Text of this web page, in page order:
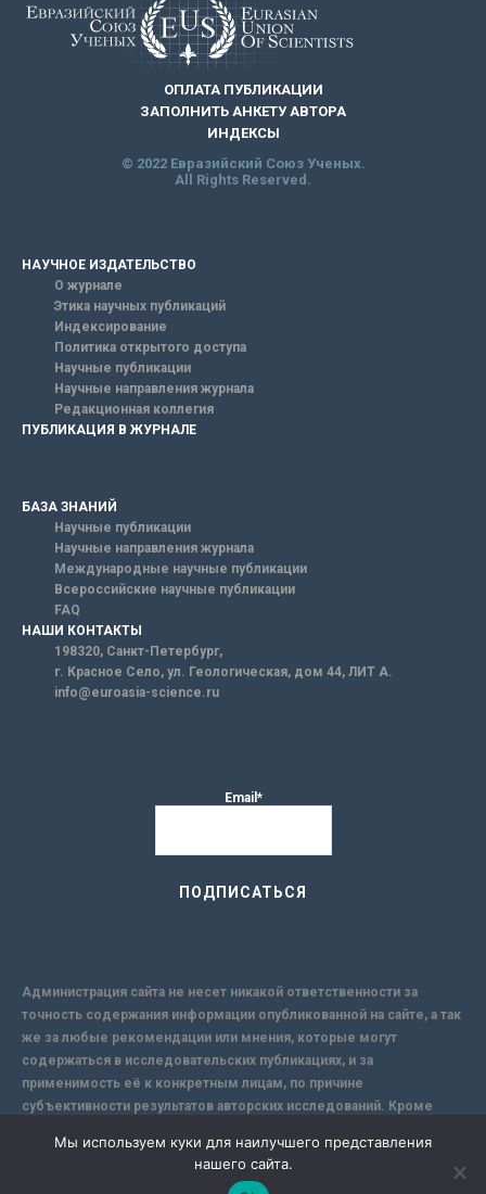
ОПЛАТА ПУБЛИКАЦИИ
ЗАПОЛНИТЬ АНКЕТУ АВТОРА
ИНДЕКСЫ
© 2022 Евразийский Союз Ученых.
All Rights Reserved.
НАУЧНОЕ ИЗДАТЕЛЬСТВО
О журнале
Этика научных публикаций
Индексирование
Политика открытого доступа
Научные публикации
Научные направления журнала
Редакционная коллегия
ПУБЛИКАЦИЯ В ЖУРНАЛЕ
БАЗА ЗНАНИЙ
Научные публикации
Научные направления журнала
Международные научные публикации
Всероссийские научные публикации
FAQ
НАШИ КОНТАКТЫ
198320, Санкт-Петербург,
г. Красное Село, ул. Геологическая, дом 44, ЛИТ А.
info@euroasia-science.ru
Email*
Администрация сайта не несет никакой ответственности за
точность содержания информации опубликованной на сайте, а так
же за любые рекомендации или мнения, которые могут
содержаться в исследовательских публикациях, и за
применимость её к конкретным лицам, по причине
субъективности результатов авторских исследований. Кроме
надежной защиты информации, Сайт не несет ответственности за
Мы используем куки для наилучшего представления
нашего сайта.